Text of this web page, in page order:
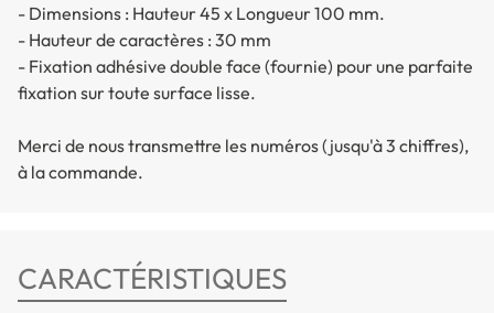
- Dimensions : Hauteur 45 x Longueur 100 mm.
- Hauteur de caractères : 30 mm
- Fixation adhésive double face (fournie) pour une parfaite
fixation sur toute surface lisse.
Merci de nous transmettre les numéros (jusqu'à 3 chiffres),
à la commande.
CARACTÉRISTIQUES